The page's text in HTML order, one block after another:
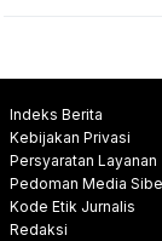
Indeks Berita
Kebijakan Privasi
Persyaratan Layanan
Pedoman Media
Kode Etik Jurnalis
Redaksi